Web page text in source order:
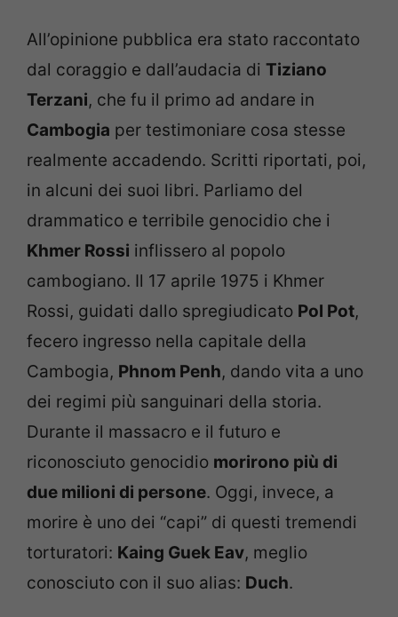
All’opinione pubblica era stato raccontato
dal coraggio e dall’audacia di Tiziano
Terzani, che fu il primo ad andare in
Cambogia per testimoniare cosa stesse
realmente accadendo. Scritti riportati, poi,
in alcuni dei suoi libri. Parliamo del
drammatico e terribile genocidio che i
Khmer Rossi inflissero al popolo
cambogiano. Il 17 aprile 1975 i Khmer
Rossi, guidati dallo spregiudicato Pol Pot,
fecero ingresso nella capitale della
Cambogia, Phnom Penh, dando vita a uno
dei regimi più sanguinari della storia.
Durante il massacro e il futuro e
riconosciuto genocidio morirono più di
due milioni di persone. Oggi, invece, a
morire è uno dei “capi” di questi tremendi
torturatori: Kaing Guek Eav, meglio
conosciuto con il suo alias: Duch.